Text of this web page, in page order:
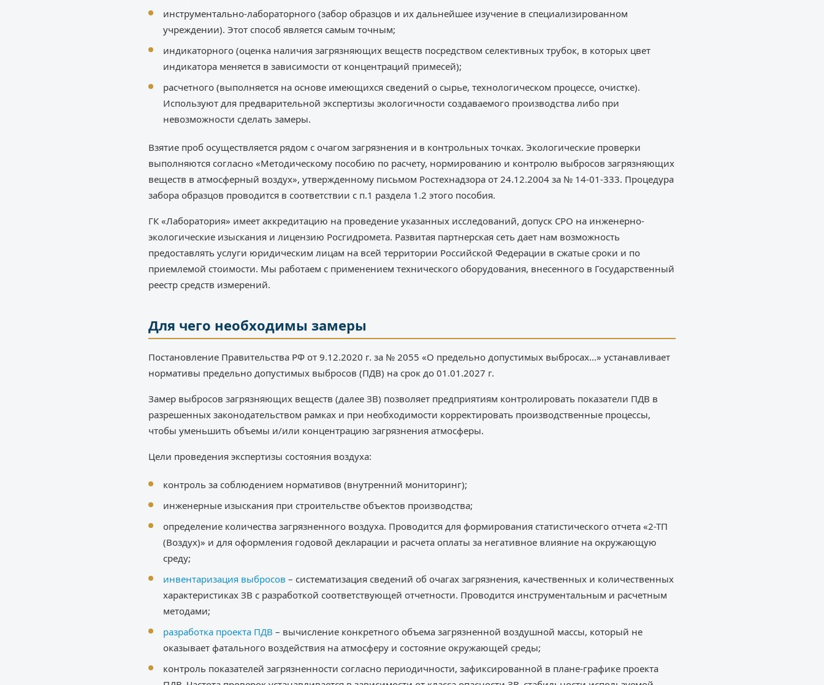
инструментально-лабораторного (забор образцов и их дальнейшее изучение в специализированном
учреждении). Этот способ является самым точным;
индикаторного (оценка наличия загрязняющих веществ посредством селективных трубок, в которых цвет
индикатора меняется в зависимости от концентраций примесей);
расчетного (выполняется на основе имеющихся сведений о сырье, технологическом процессе, очистке).
Используют для предварительной экспертизы экологичности создаваемого производства либо при
невозможности сделать замеры.
Взятие проб осуществляется рядом с очагом загрязнения и в контрольных точках. Экологические проверки
выполняются согласно «Методическому пособию по расчету, нормированию и контролю выбросов загрязняющих
веществ в атмосферный воздух», утвержденному письмом Ростехнадзора от 24.12.2004 за № 14-01-333. Процедура
забора образцов проводится в соответствии с п.1 раздела 1.2 этого пособия.
ГК «Лаборатория» имеет аккредитацию на проведение указанных исследований, допуск СРО на инженерно-
экологические изыскания и лицензию Росгидромета. Развитая партнерская сеть дает нам возможность
предоставлять услуги юридическим лицам на всей территории Российской Федерации в сжатые сроки и по
приемлемой стоимости. Мы работаем с применением технического оборудования, внесенного в Государственный
реестр средств измерений.
Для чего необходимы замеры
Постановление Правительства РФ от 9.12.2020 г. за № 2055 «О предельно допустимых выбросах…» устанавливает
нормативы предельно допустимых выбросов (ПДВ) на срок до 01.01.2027 г.
Замер выбросов загрязняющих веществ (далее ЗВ) позволяет предприятиям контролировать показатели ПДВ в
разрешенных законодательством рамках и при необходимости корректировать производственные процессы,
чтобы уменьшить объемы и/или концентрацию загрязнения атмосферы.
Цели проведения экспертизы состояния воздуха:
контроль за соблюдением нормативов (внутренний мониторинг);
инженерные изыскания при строительстве объектов производства;
определение количества загрязненного воздуха. Проводится для формирования статистического отчета «2-ТП
(Воздух)» и для оформления годовой декларации и расчета оплаты за негативное влияние на окружающую
среду;
инвентаризация выбросов – систематизация сведений об очагах загрязнения, качественных и количественных
характеристиках ЗВ с разработкой соответствующей отчетности. Проводится инструментальным и расчетным
методами;
разработка проекта ПДВ – вычисление конкретного объема загрязненной воздушной массы, который не
оказывает фатального воздействия на атмосферу и состояние окружающей среды;
контроль показателей загрязненности согласно периодичности, зафиксированной в плане-графике проекта